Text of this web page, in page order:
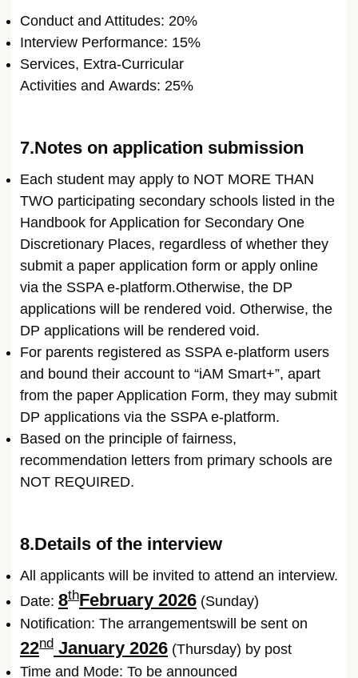
Conduct and Attitudes: 20%
Interview Performance: 15%
Services, Extra-Curricular
Activities and Awards: 25%
7.Notes on application submission
Each student may apply to NOT MORE THAN
TWO participating secondary schools listed in the
Handbook for Application for Secondary One
Discretionary Places, regardless of whether they
submit a paper application form or apply online
via the SSPA e-platform.Otherwise, the DP
applications will be rendered void. Otherwise, the
DP applications will be rendered void.
For parents registered as SSPA e-platform users
and bound their account to “iAM Smart+”, apart
from the paper Application Form, they may submit
DP applications via the SSPA e-platform.
Based on the principle of fairness,
recommendation letters from primary schools are
NOT REQUIRED.
8.Details of the interview
All applicants will be invited to attend an interview.
Date: 8thFebruary 2026 (Sunday)
Notification: The arrangementswill be sent on
22nd January 2026 (Thursday) by post
Time and Mode: To be announced